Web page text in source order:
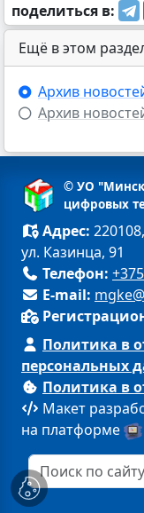
поделиться в:
Ещё в этом
Архив
Архив
© УО
цифровых
Адрес:
ул. Казинца, 91
Телефон:
E-mail:
Политика в
персональных
Политика в
Макет
на платформе